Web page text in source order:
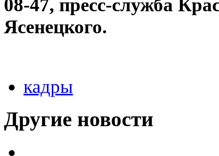
08-47, пресс-служба
Ясенецкого.
кадры
Другие новости